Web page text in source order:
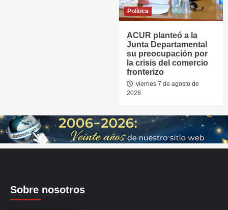
Política
ACUR planteó a la
Junta Departamental
su preocupación por
la crisis del comercio
fronterizo
viernes 7 de agosto de
2026
Sobre nosotros